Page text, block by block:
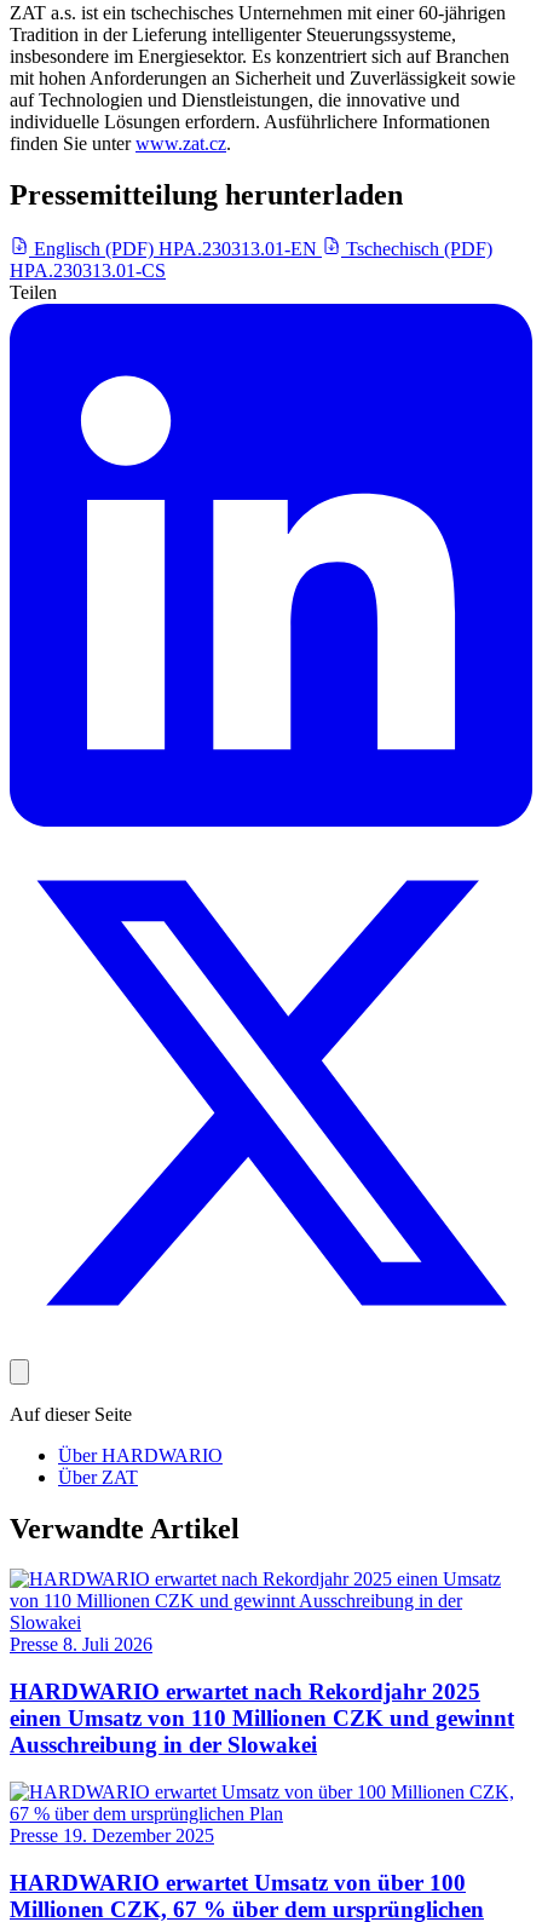
ZAT a.s. ist ein tschechisches Unternehmen mit einer 60-jährigen
Tradition in der Lieferung intelligenter Steuerungssysteme,
insbesondere im Energiesektor. Es konzentriert sich auf Branchen
mit hohen Anforderungen an Sicherheit und Zuverlässigkeit sowie
auf Technologien und Dienstleistungen, die innovative und
individuelle Lösungen erfordern. Ausführlichere Informationen
finden Sie unterwww.zat.cz.
Pressemitteilung herunterladen
Englisch (PDF) HPA.230313.01-EN
Tschechisch (PDF)
HPA.230313.01-CS
Teilen
Auf dieser Seite
Über HARDWARIO
Über ZAT
Verwandte Artikel
Presse 8. Juli 2026
HARDWARIO erwartet nach Rekordjahr 2025
einen Umsatz von 110 Millionen CZK und gewinnt
Ausschreibung in der Slowakei
Presse 19. Dezember 2025
HARDWARIO erwartet Umsatz von über 100
Millionen CZK, 67 % über dem ursprünglichen